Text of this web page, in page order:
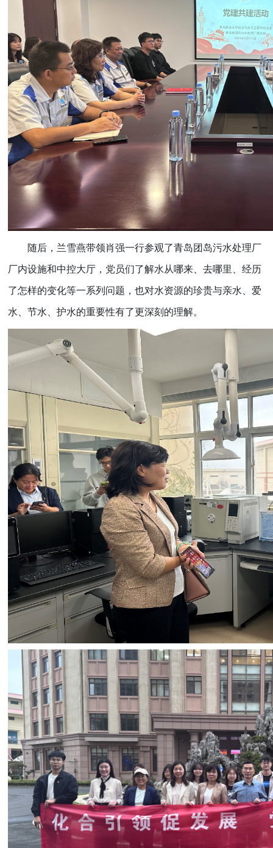
随后，兰雪燕带领肖强一行参观了青岛团岛污水处理厂
厂内设施和中控大厅，党员们了解水从哪来、去哪里、经历
了怎样的变化等一系列问题，也对水资源的珍贵与亲水、爱
水、节水、护水的重要性有了更深刻的理解。